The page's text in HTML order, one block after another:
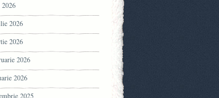
2026
2026
2026
2026
2025